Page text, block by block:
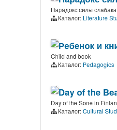
Парадокс силы
Каталог: Literature
Ребенок и
Child and book
Каталог: Pedagogics
Day of the
Day of the Sone in
Каталог:Cultural